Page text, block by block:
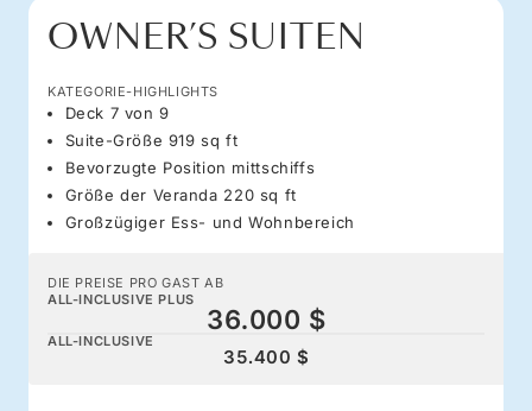
OWNER’S SUITEN
KATEGORIE-HIGHLIGHTS
Deck 7 von 9
Suite-Größe 919 sq ft
Bevorzugte Position mittschiffs
Größe der Veranda 220 sq ft
Großzügiger Ess- und Wohnbereich
DIE PREISE PRO GAST AB
ALL-INCLUSIVE PLUS
36.000 $
ALL-INCLUSIVE
35.400 $